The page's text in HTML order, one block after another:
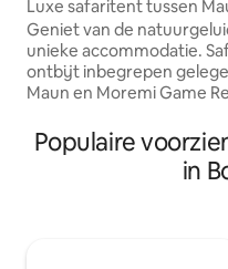
Luxe safaritent tussen
Geniet van de
unieke accommodatie.
ontbijt inbegrepen
Maun en Moremi Game
zich op 4 km van Semowi.
tenten hebben een
op de rivier en de
Populaire
in